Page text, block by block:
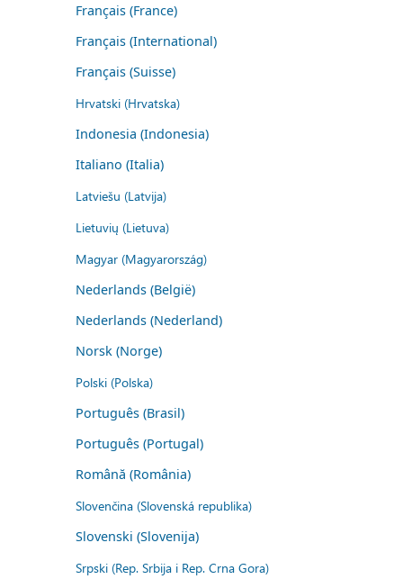
Français (France)
Français (International)
Français (Suisse)
Hrvatski (Hrvatska)
Indonesia (Indonesia)
Italiano (Italia)
Latviešu (Latvija)
Lietuvių (Lietuva)
Magyar (Magyarország)
Nederlands (België)
Nederlands (Nederland)
Norsk (Norge)
Polski (Polska)
Português (Brasil)
Português (Portugal)
Română (România)
Slovenčina (Slovenská republika)
Slovenski (Slovenija)
Srpski (Rep. Srbija i Rep. Crna Gora)